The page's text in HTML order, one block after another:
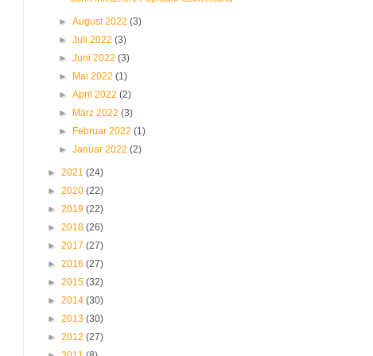
►August 2022(3)
►Juli 2022(3)
►Juni 2022(3)
►
Mai 2022(1)
►April 2022(2)
►
März 2022(3)
►
Februar 2022(1)
►Januar 2022(2)
► 2021 (24)
► 2020 (22)
► 2019 (22)
► 2018 (26)
► 2017 (27)
► 2016 (27)
► 2015 (32)
► 2014 (30)
► 2013 (30)
► 2012 (27)